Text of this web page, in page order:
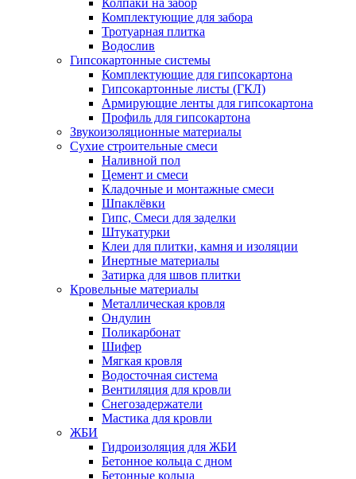
Колпаки на забор
Комплектующие для забора
Тротуарная плитка
Водослив
Гипсокартонные системы
Комплектующие для гипсокартона
Гипсокартонные листы (ГКЛ)
Армирующие ленты для гипсокартона
Профиль для гипсокартона
Звукоизоляционные материалы
Сухие строительные смеси
Наливной пол
Цемент и смеси
Кладочные и монтажные смеси
Шпаклёвки
Гипс, Смеси для заделки
Штукатурки
Клеи для плитки, камня и изоляции
Инертные материалы
Затирка для швов плитки
Кровельные материалы
Металлическая кровля
Ондулин
Поликарбонат
Шифер
Мягкая кровля
Водосточная система
Вентиляция для кровли
Снегозадержатели
Мастика для кровли
ЖБИ
Гидроизоляция для ЖБИ
Бетонное кольца с дном
Бетонные кольца